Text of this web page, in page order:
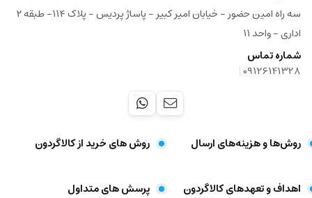
سه راه امین حضور - خیابان امیر کبیر - پاساژ پردیس - پلاک ۱۱۴- طبقه ۲
اداری - واحد ۱۱
شماره تماس
09126141328
|
روش‌ها و هزینه‌های ارسال روش های خرید از کالاگردون
اهداف و تعهد‌های کالاگردون پرسش های متداول